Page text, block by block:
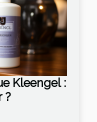
Kleengel :
?